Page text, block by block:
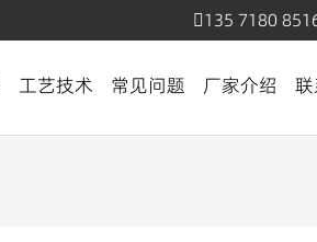
135 7180
工艺技术 常见问题 厂家介绍